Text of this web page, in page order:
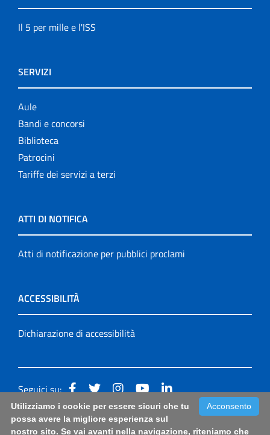
Il 5 per mille e l'ISS
SERVIZI
Aule
Bandi e concorsi
Biblioteca
Patrocini
Tariffe dei servizi a terzi
ATTI DI NOTIFICA
Atti di notificazione per pubblici proclami
ACCESSIBILITÀ
Dichiarazione di accessibilità
Seguici su:
Accessibilità: form di segnalazione di prima istanza per
Acconsento
Utilizziamo i cookie per essere sicuri che tu
possa avere la migliore esperienza sul
nostro sito. Se vai avanti nella navigazione, riteniamo che